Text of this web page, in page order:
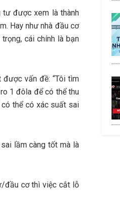
tư được xem là thành
Hay như nhà đầu cơ
cái chính là bạn
được vấn đề: “Tôi tìm
1 đôla để có thể thu
thể có xác suất sai
lầm càng tốt mà là
đầu cơ thì việc cắt lỗ